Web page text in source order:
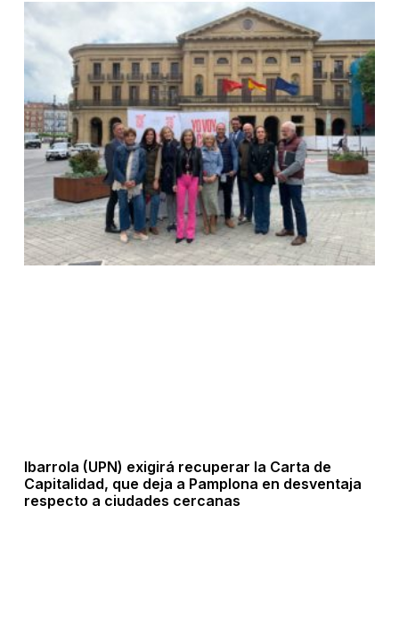
Ibarrola (UPN) exigirá recuperar la Carta de
Capitalidad, que deja a Pamplona en desventaja
respecto a ciudades cercanas